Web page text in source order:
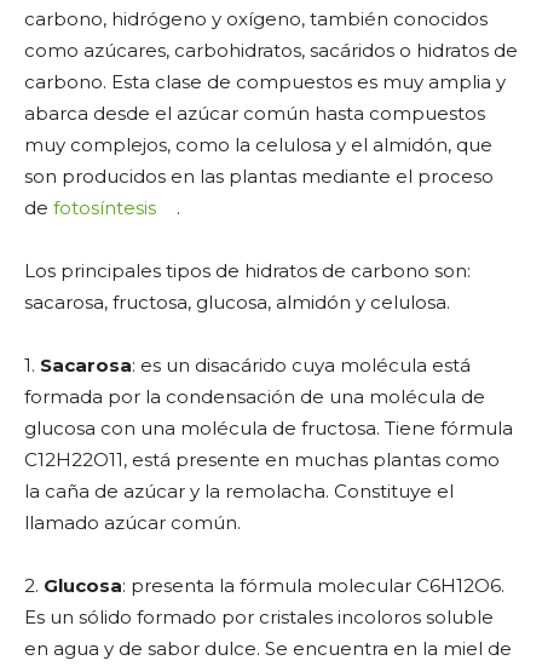
carbono, hidrógeno y oxígeno, también conocidos
como azúcares, carbohidratos, sacáridos o hidratos de
carbono. Esta clase de compuestos es muy amplia y
abarca desde el azúcar común hasta compuestos
muy complejos, como la celulosa y el almidón, que
son producidos en las plantas mediante el proceso
de fotosíntesis .
Los principales tipos de hidratos de carbono son:
sacarosa, fructosa, glucosa, almidón y celulosa.
1. Sacarosa: es un disacárido cuya molécula está
formada por la condensación de una molécula de
glucosa con una molécula de fructosa. Tiene fórmula
C12H22O11, está presente en muchas plantas como
la caña de azúcar y la remolacha. Constituye el
llamado azúcar común.
2. Glucosa: presenta la fórmula molecular C6H12O6.
Es un sólido formado por cristales incoloros soluble
en agua y de sabor dulce. Se encuentra en la miel de